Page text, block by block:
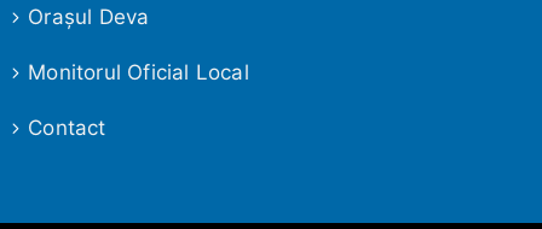
Oraşul Deva
Monitorul Oficial Local
Contact